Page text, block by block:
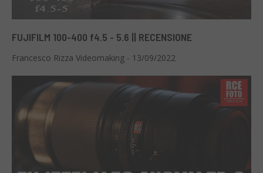
FUJIFILM 100-400 f4.5 - 5.6 || RECENSIONE
Francesco Rizza Videomaking - 13/09/2022